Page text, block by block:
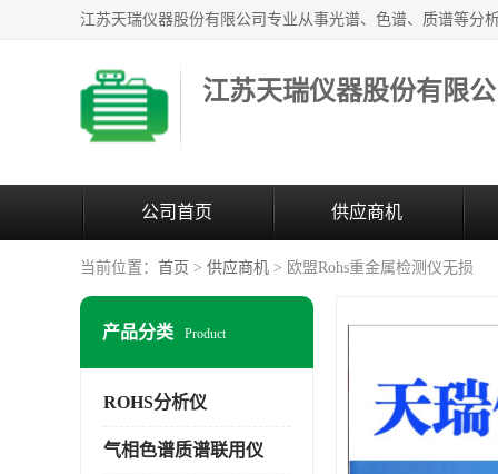
江苏天瑞仪器股份有限公
公司首页 供应商机
当前位置： 首页 > 供应商机 > 欧盟Rohs重金属检测仪无损
产品分类 Product
ROHS分析仪
气相色谱质谱联用仪